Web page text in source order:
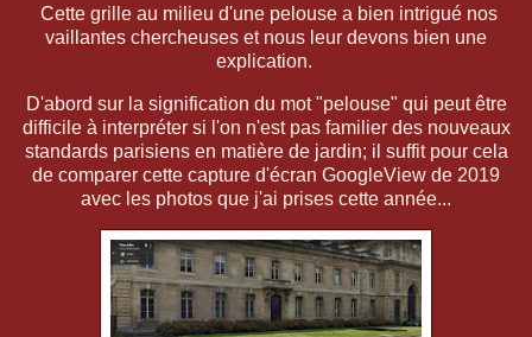
Cette grille au milieu d'une pelouse a bien intrigué nos
vaillantes chercheuses et nous leur devons bien une
explication.
D'abord sur la signification du mot "pelouse" qui peut être
difficile à interpréter si l'on n'est pas familier des nouveaux
standards parisiens en matière de jardin; il suffit pour cela
de comparer cette capture d'écran GoogleView de 2019
avec les photos que j'ai prises cette année...